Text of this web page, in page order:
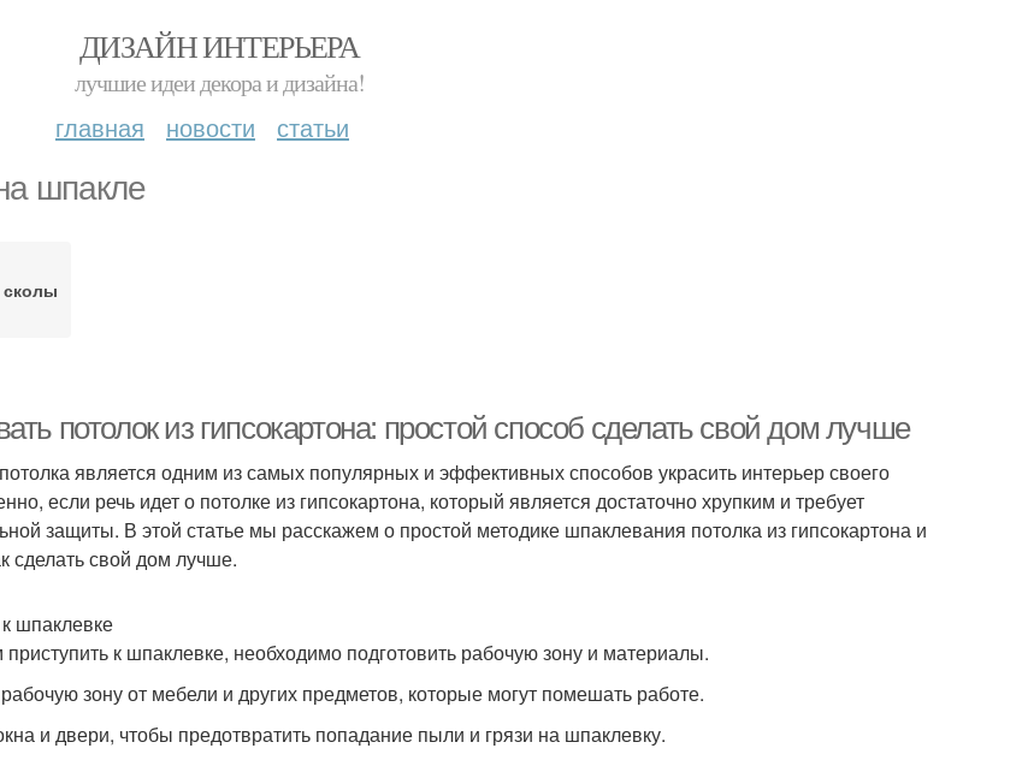
ДИЗАЙН ИНТЕРЬЕРА
лучшие идеи декора и дизайна!
главная новости статьи
шпакле
потолок из гипсокартона: простой способ сделать свой дом лучше
является одним из самых популярных и эффективных способов украсить интерьер своего
если речь идет о потолке из гипсокартона, который является достаточно хрупким и требует
защиты. В этой статье мы расскажем о простой методике шпаклевания потолка из гипсокартона и
сделать свой дом лучше.
шпаклевке
к шпаклевке, необходимо подготовить рабочую зону и материалы.
зону от мебели и других предметов, которые могут помешать работе.
и двери, чтобы предотвратить попадание пыли и грязи на шпаклевку.